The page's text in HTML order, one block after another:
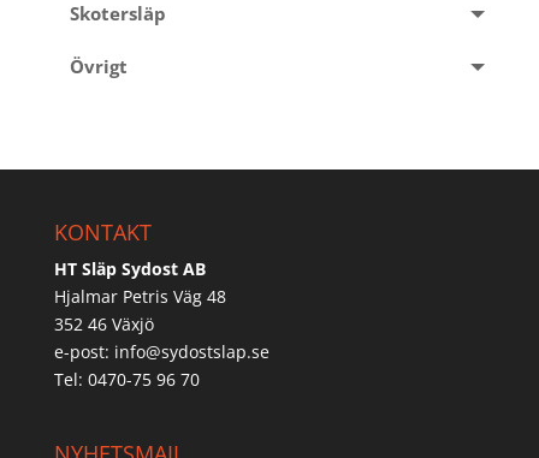
Skotersläp
Övrigt
KONTAKT
HT Släp Sydost AB
Hjalmar Petris Väg 48
352 46 Växjö
e-post: info@sydostslap.se
Tel: 0470-75 96 70